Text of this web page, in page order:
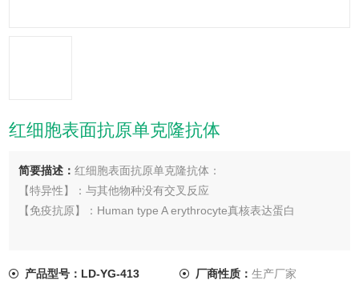
红细胞表面抗原单克隆抗体
简要描述：红细胞表面抗原单克隆抗体：
【特异性】：与其他物种没有交叉反应
【免疫抗原】：Human type A erythrocyte真核表达蛋白
产品型号：LD-YG-413 厂商性质： 生产厂家